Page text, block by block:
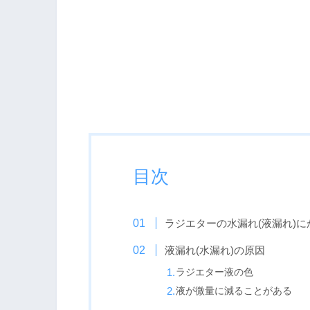
目次
ラジエターの水漏れ(液漏れ)に
液漏れ(水漏れ)の原因
ラジエター液の色
液が微量に減ることがある